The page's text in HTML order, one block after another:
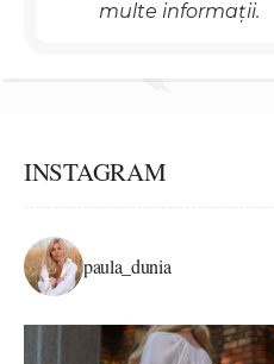
multe informații.
INSTAGRAM
paula_dunia